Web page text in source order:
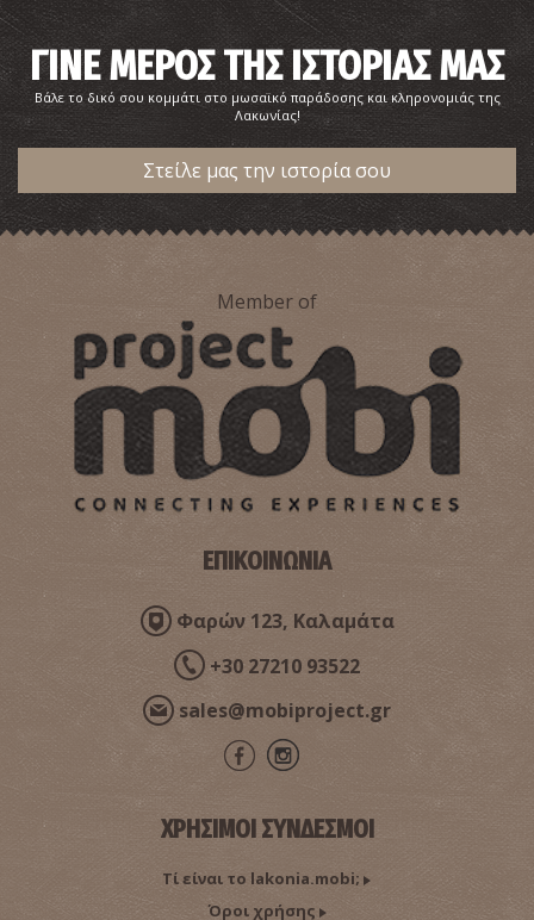
ΓΙΝΕ ΜΕΡΟΣ ΤΗΣ ΙΣΤΟΡΙΑΣ ΜΑΣ
Βάλε το δικό σου κομμάτι στο μωσαϊκό παράδοσης και κληρονομιάς της
Λακωνίας!
Στείλε μας την ιστορία σου
Member of
ΕΠΙΚΟΙΝΩΝΙΑ
Φαρών 123, Καλαμάτα
+30 27210 93522
sales@mobiproject.gr
ΧΡΗΣΙΜΟΙ ΣΥΝΔΕΣΜΟΙ
Τί είναι το lakonia.mobi;
Όροι χρήσης